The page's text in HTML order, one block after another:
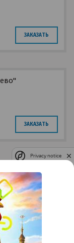
ЗАКАЗАТЬ
ЗАКАЗАТЬ
41-90
Privacy notice